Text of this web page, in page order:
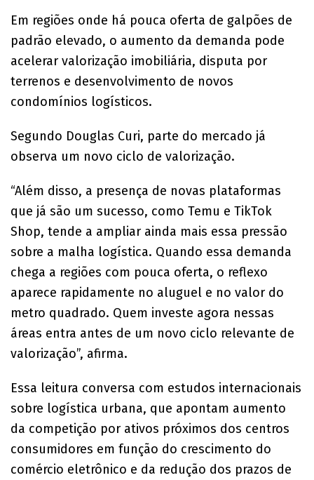
Em regiões onde há pouca oferta de galpões de
padrão elevado, o aumento da demanda pode
acelerar valorização imobiliária, disputa por
terrenos e desenvolvimento de novos
condomínios logísticos.
Segundo Douglas Curi, parte do mercado já
observa um novo ciclo de valorização.
“Além disso, a presença de novas plataformas
que já são um sucesso, como Temu e TikTok
Shop, tende a ampliar ainda mais essa pressão
sobre a malha logística. Quando essa demanda
chega a regiões com pouca oferta, o reflexo
aparece rapidamente no aluguel e no valor do
metro quadrado. Quem investe agora nessas
áreas entra antes de um novo ciclo relevante de
valorização”, afirma.
Essa leitura conversa com estudos internacionais
sobre logística urbana, que apontam aumento
da competição por ativos próximos dos centros
consumidores em função do crescimento do
comércio eletrônico e da redução dos prazos de